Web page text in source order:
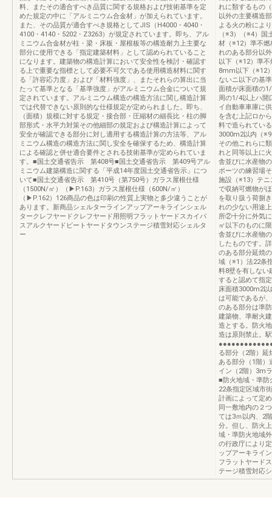
料、またその適合すべき品質に関する規格および技術基準を定
めた規定の中に「アルミニウム合金材」が加えられています。
また、その品質が適合すべき規格としてJIS（H4000・4040・
4100・4140・5202・Z3263）が規定されています。即ち、アル
ミニウム合金材が柱・梁・床板・屋根板等の構造耐力上主要な
部分に使用できる「指定建築材料」として認められていること
になります。建築物の構造計算において安全性を検討・確認す
る上で重要な指標として必要不可欠である使用構造材料に関す
る「許容応力度」および「材料強度」、またそれらの算出に当
たって基準となる「基準強度」がアルミニウム合金について規
定されています。アルミニウム構造の構造方法に関し構造計算
では代替できない原則的な仕様規定が定められました。即ち、
（面積）規模に対する規定・接合部・圧縮材の細長比・柱の脚
部形式・水平力対策その他細部の規定および構造計算によって
安全が確認できる部分に対し適用する構造計算の方法等、アル
ミニウム構造の構造方法に関し安全を確保するため、構造計算
による確認と併せ適合要件とされる技術基準が定められていま
す。■国土交通省告示 第408号■国土交通省告示 第409号アル
ミニウム建築構造に関する「平成14年度国土交通省告示」につ
いて■国土交通省告示 第410号（第750号）ガラス屋根仕様
（1500N/㎡）（▶P.163）ガラス屋根仕様（600N/㎡）
（▶P.162）126商品の色は印刷の性質上実物と多少違うことが
あります。新商品シェルターラインアップアーキラインシェル
タークレフヤードクレフヤード用照明フラットヤードスカイパ
スアルクヤードビートヤードタウンステージ積雪対応シェルタ
ー
れに類するもの
以外の主要構造
よる火の粉によ
（※3）（※4）
材（※12）準不
れのある部分以
以下（※12）準
8mm以下（※12
ないニ以下の基
面積が床面積の
周の1/4以上ハ
イ自動車車庫に
を含む上記ロか
料で造られてい
3000m2以内（
その他これらに
れと同等以上に
舎並びに水産物
ポーツの練習場
施設（※13）テ
で収納可燃物が
を取り扱う荷捌
れの少ない用途
所②十分に外気
㎡以下のものに
舎並びに水産物
したものです。
のある部分延焼
域（※1）法22
料8壁を有しない
すると認めて指
床面積3000m2
は可能であるが
のある部分は準
建築物、準耐火
造とする。防火
造は原則禁止。
る部分（2階）延
ある部分（1階
イン（2階）3m
■防火地域・準防
22条指定区域市
計画によって定
同一敷地内の２
ては3ｍ以内、2
分。但し、防火
域・準防火地域
の行政庁により
ップアーキライ
フラットヤード
テージ積雪対応